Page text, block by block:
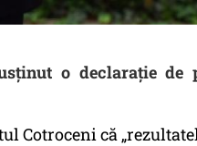
o declarație de
Cotroceni că